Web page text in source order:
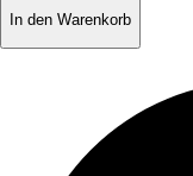
In den Warenkorb